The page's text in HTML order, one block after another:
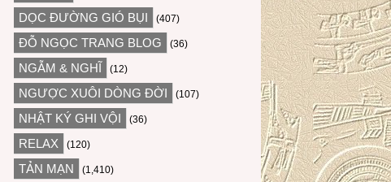
DỌC ĐƯỜNG GIÓ BỤI (407)
ĐỖ NGỌC TRANG BLOG (36)
NGẪM & NGHĨ (12)
NGƯỢC XUÔI DÒNG ĐỜI (107)
NHẬT KÝ GHI VỘI (36)
RELAX (120)
TẢN MẠN (1,410)